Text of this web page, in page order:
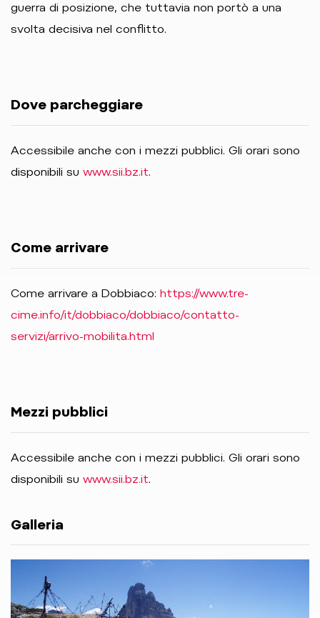
guerra di posizione, che tuttavia non portò a una
svolta decisiva nel conflitto.
Dove parcheggiare
Accessibile anche con i mezzi pubblici. Gli orari sono
disponibili su www.sii.bz.it.
Come arrivare
Come arrivare a Dobbiaco: https://www.tre-
cime.info/it/dobbiaco/dobbiaco/contatto-
servizi/arrivo-mobilita.html
Mezzi pubblici
Accessibile anche con i mezzi pubblici. Gli orari sono
disponibili su www.sii.bz.it.
Galleria